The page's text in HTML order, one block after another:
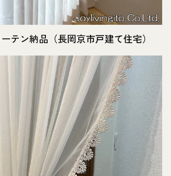
テン納品（長岡京市戸建て住宅）